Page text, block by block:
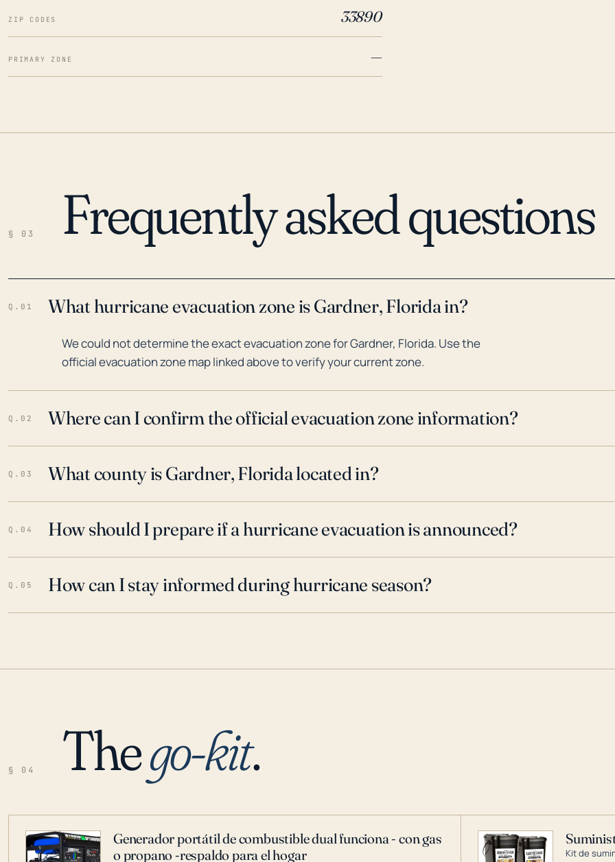
ZIP CODES 33890
PRIMARY ZONE —
la distancia de la ciudad del
El evento de inundación de
impacto notable en la ciudad,
§ 03 Frequently asked questions
Q.01 What hurricane evacuation zone is Gardner, Florida in?
We could not determine the exact evacuation zone for Gardner, Florida. Use the
official evacuation zone map linked above to verify your current zone.
Q.02 Where can I confirm the official evacuation zone information?
Q.03 What county is Gardner, Florida located in?
Q.04 How should I prepare if a hurricane evacuation is announced?
Q.05 How can I stay informed during hurricane season?
§ 04 Thego-kit.
Generador portátil de combustible dual funciona - con gas
o propano -respaldo para el hogar
Kit de